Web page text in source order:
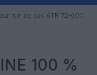
Avis d’expert
l’un de ses ATR 72-600
100 %